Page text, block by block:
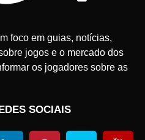
foco em guias, notícias,
jogos e o mercado dos
os jogadores sobre as
SOCIAIS